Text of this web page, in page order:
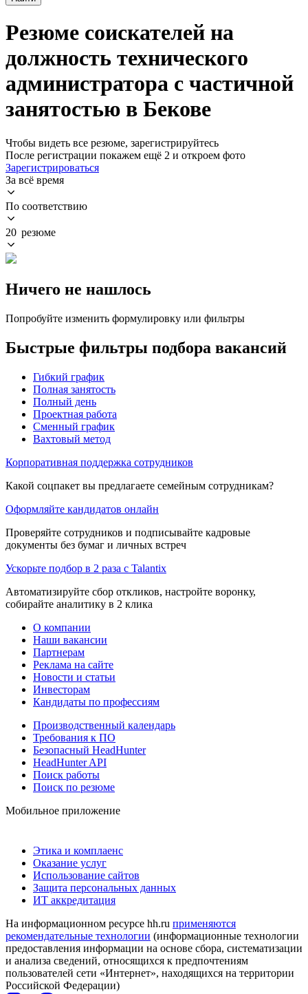
Резюме соискателей на
должность технического
администратора с частичной
занятостью в Бекове
Чтобы видеть все резюме, зарегистрируйтесь
После регистрации покажем ещё 2 и откроем фото
Зарегистрироваться
За всё время
По соответствию
20 резюме
Ничего не нашлось
Попробуйте изменить формулировку или фильтры
Быстрые фильтры подбора вакансий
Гибкий график
Полная занятость
Полный день
Проектная работа
Сменный график
Вахтовый метод
Корпоративная поддержка сотрудников
Какой соцпакет вы предлагаете семейным сотрудникам?
Оформляйте кандидатов онлайн
Проверяйте сотрудников и подписывайте кадровые
документы без бумаг и личных встреч
Ускорьте подбор в 2 раза с Talantix
Автоматизируйте сбор откликов, настройте воронку,
собирайте аналитику в 2 клика
О компании
Наши вакансии
Партнерам
Реклама на сайте
Новости и статьи
Инвесторам
Кандидаты по профессиям
Производственный календарь
Требования к ПО
Безопасный HeadHunter
HeadHunter API
Поиск работы
Поиск по резюме
Мобильное приложение
Этика и комплаенс
Оказание услуг
Использование сайтов
Защита персональных данных
ИТ аккредитация
На информационном ресурсе hh.ru применяются
рекомендательные технологии (информационные технологии
предоставления информации на основе сбора, систематизации
и анализа сведений, относящихся к предпочтениям
пользователей сети «Интернет», находящихся на территории
Российской Федерации)